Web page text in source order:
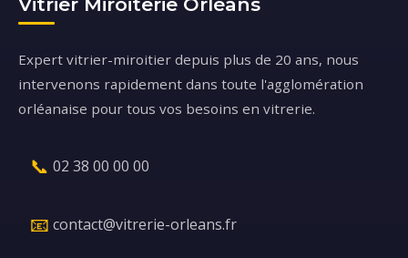
Expert vitrier-miroitier depuis plus de 20 ans, nous
intervenons rapidement dans toute l'agglomération
orléanaise pour tous vos besoins en vitrerie.
📞 02 38 00 00 00
📧 contact@vitrerie-orleans.fr